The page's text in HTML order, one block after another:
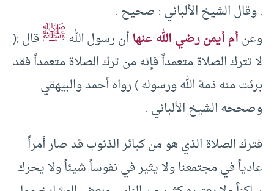
. وقال الشيخ الألباني : صحيح .
وعنأم أيمن رضي الله عنهاأن رسول اللهﷺقال :(
لا تترك الصلاة متعمداً فإنه من ترك الصلاة متعمداً فقد
برئت منه ذمة الله ورسوله ) رواه أحمد والبيهقي
وصححه الشيخ الألباني .
فترك الصلاة الذي هو من كبائر الذنوب قد صار أمراً
عادياً في مجتمعنا ولا يثير في نفوساً شيئاً ولا يحرك